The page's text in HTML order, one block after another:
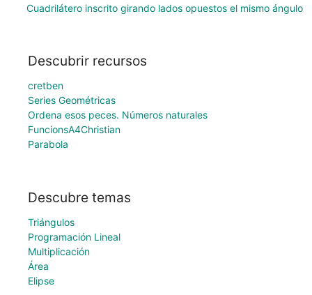
Cuadrilátero inscrito girando lados opuestos el mismo ángulo
Descubrir recursos
cretben
Series Geométricas
Ordena esos peces. Números naturales
FuncionsA4Christian
Parabola
Descubre temas
Triángulos
Programación Lineal
Multiplicación
Área
Elipse